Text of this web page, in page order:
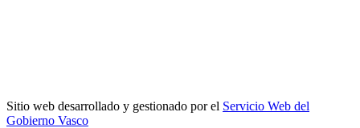
Sitio web desarrollado y gestionado por el Servicio Web del
Gobierno Vasco